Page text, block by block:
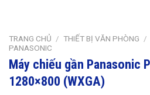
TRANG CHỦ / THIẾT BỊ VĂN PHÒNG /
PANASONIC
Máy chiếu gần Panasonic
1280×800 (WXGA)